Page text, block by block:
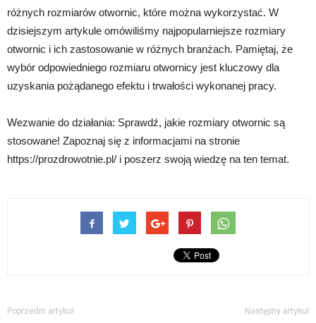
różnych rozmiarów otwornic, które można wykorzystać. W
dzisiejszym artykule omówiliśmy najpopularniejsze rozmiary
otwornic i ich zastosowanie w różnych branżach. Pamiętaj, że
wybór odpowiedniego rozmiaru otwornicy jest kluczowy dla
uzyskania pożądanego efektu i trwałości wykonanej pracy.
Wezwanie do działania: Sprawdź, jakie rozmiary otwornic są
stosowane! Zapoznaj się z informacjami na stronie
https://prozdrowotnie.pl/ i poszerz swoją wiedzę na ten temat.
Poprzedni artykuł Następny artykuł